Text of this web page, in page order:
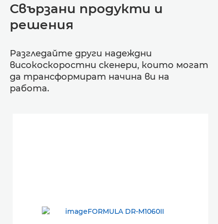
Свързани продукти и
решения
Разгледайте други надеждни
високоскоростни скенери, които могат
да трансформират начина ви на
работа.